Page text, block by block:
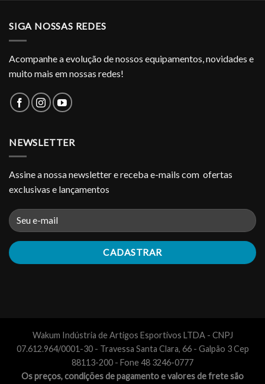
SIGA NOSSAS REDES
Acompanhe a evolução de nossos equipamentos, novidades e
muito mais em nossas redes!
NEWSLETTER
Assine a nossa newsletter e receba e-mails com ofertas
exclusivas e lançamentos
Wakum Indústria de Artigos Esportivos LTDA - CNPJ
07.612.964/0001-30 - Travessa Santa Clara, 66 - Galpão 3 Cep
88113-200 - Fone 48 3246-0777
Os preços, condições de pagamento e valores de frete são